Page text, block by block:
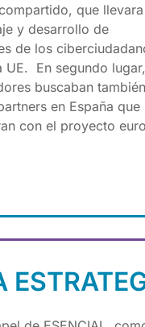
que
y desarrollo de
de los
UE. En segundo
buscaban también
en España que
con el proyecto